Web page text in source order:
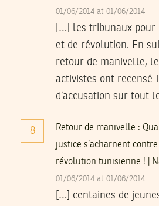
01/06/2014 at 01/06/2014
[…] les tribunaux pour
et de révolution. En
retour de manivelle,
activistes ont recensé
d’accusation sur tout
8
Retour de manivelle :
justice s’acharnent
révolution tunisienne ! |
01/06/2014 at 01/06/2014
[…] centaines de